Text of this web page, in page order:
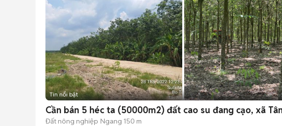
Tin nổi bật
Cần bán 5 héc ta (50000m2) đất cao su đang cạo, xã
Đất nông nghiệp Ngang 150 m